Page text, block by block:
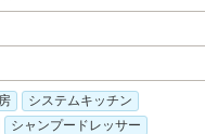
システムキッチン
シャンプードレッサー